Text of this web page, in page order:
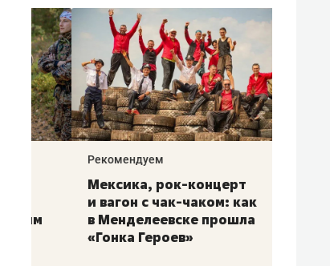
Рекомендуем
Мексика, рок-концерт
и вагон с чак-чаком: как
в Менделеевске прошла
«Гонка Героев»